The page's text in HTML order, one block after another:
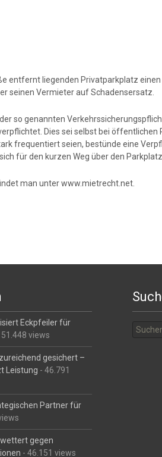
entfernt liegenden Privatparkplatz
seinen Vermieter auf Schadensersatz.
so genannten
Dies sei selbst bei
frequentiert seien, bestünde eine
für den kurzen Weg über den
man unter www.mietrecht.net.
Eckpfeiler für
51.448 views
gesichert –
Leistung - 46.791
Partner für
gegen
- 46.151 views
nach: